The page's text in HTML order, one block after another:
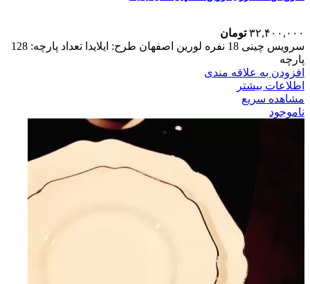
۳۲,۴۰۰,۰۰۰ تومان
سرویس چینی 18 نفره لورین اصفهان طرح: ایلایدا تعداد پارچه: 128
پارچه
افزودن به علاقه مندی
اطلاعات بیشتر
مشاهده سریع
ناموجود